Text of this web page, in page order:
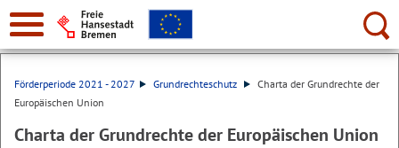
Suche:
Förderperiode 2021 - 2027 Grundrechteschutz
Charta der Grundrechte der
Europäischen Union
Charta der Grundrechte der Europäischen Union